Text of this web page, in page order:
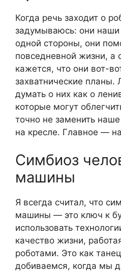
Когда речь заходит о
задумываюсь: они наши
одной стороны, они
повседневной жизни, а
кажется, что они вот-
захватнические
думать о них как о
которые могут
точно не заменить
на кресле. Главное —
Симбиоз
машины
Я всегда считал, что
машины — это ключ к
использовать
качество жизни,
роботами. Это как
добиваемся, когда мы